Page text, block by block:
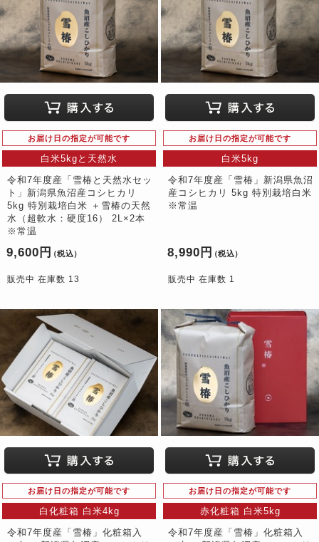
お届け日の指定が可能です
白米5kgと天然水
令和7年度産「雪椿と天然水セッ
ト」新潟県魚沼産コシヒカリ
5kg 特別栽培白米 ＋雪椿の天然
水（超軟水：硬度16） 2L×2本
※常温
9,600円 （税込）
販売中 在庫数 13
お届け日の指定が可能です
白米5kg
令和7年度産「雪椿」新潟県魚沼
産コシヒカリ 5kg 特別栽培白米
※常温
8,990円 （税込）
販売中 在庫数 1
お届け日の指定が可能です
白化粧箱 白米4kg
令和7年度産「雪椿」化粧箱入
お届け日の指定が可能です
赤化粧箱 白米5kg
令和7年度産「雪椿」化粧箱入